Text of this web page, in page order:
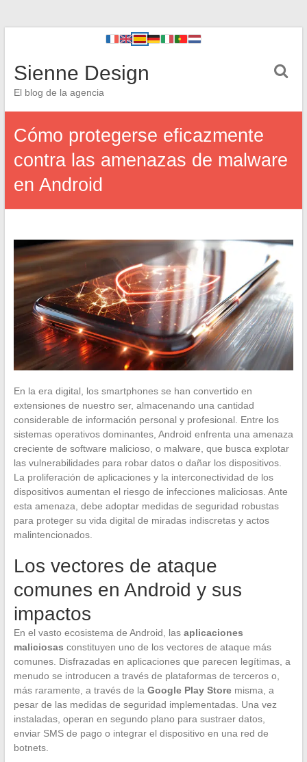
Sienne Design
El blog de la agencia
Cómo protegerse eficazmente
contra las amenazas de malware
en Android
En la era digital, los smartphones se han convertido en
extensiones de nuestro ser, almacenando una cantidad
considerable de información personal y profesional. Entre los
sistemas operativos dominantes, Android enfrenta una amenaza
creciente de software malicioso, o malware, que busca explotar
las vulnerabilidades para robar datos o dañar los dispositivos.
La proliferación de aplicaciones y la interconectividad de los
dispositivos aumentan el riesgo de infecciones maliciosas. Ante
esta amenaza, debe adoptar medidas de seguridad robustas
para proteger su vida digital de miradas indiscretas y actos
malintencionados.
Los vectores de ataque
comunes en Android y sus
impactos
En el vasto ecosistema de Android, las aplicaciones
maliciosas constituyen uno de los vectores de ataque más
comunes. Disfrazadas en aplicaciones que parecen legítimas, a
menudo se introducen a través de plataformas de terceros o,
más raramente, a través de la Google Play Storemisma, a
pesar de las medidas de seguridad implementadas. Una vez
instaladas, operan en segundo plano para sustraer datos,
enviar SMS de pago o integrar el dispositivo en una red de
botnets.